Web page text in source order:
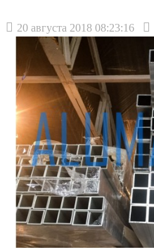
20 августа 2018 08:23:16